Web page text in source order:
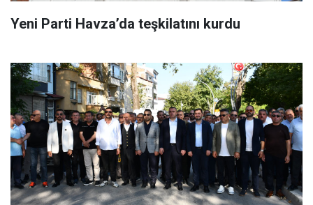
Yeni Parti Havza’da teşkilatını kurdu